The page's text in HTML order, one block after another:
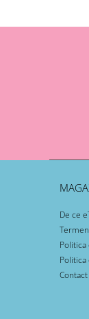
De ce
Contact